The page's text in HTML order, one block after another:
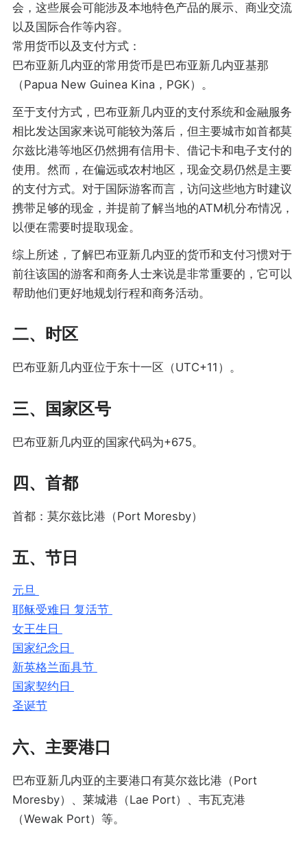
会，这些展会可能涉及本地特色产品的展示、商业交流
以及国际合作等内容。
常用货币以及支付方式：
巴布亚新几内亚的常用货币是巴布亚新几内亚基那
（Papua New Guinea Kina，PGK）。
至于支付方式，巴布亚新几内亚的支付系统和金融服务
相比发达国家来说可能较为落后，但主要城市如首都莫
尔兹比港等地区仍然拥有信用卡、借记卡和电子支付的
使用。然而，在偏远或农村地区，现金交易仍然是主要
的支付方式。对于国际游客而言，访问这些地方时建议
携带足够的现金，并提前了解当地的ATM机分布情况，
以便在需要时提取现金。
综上所述，了解巴布亚新几内亚的货币和支付习惯对于
前往该国的游客和商务人士来说是非常重要的，它可以
帮助他们更好地规划行程和商务活动。
二、时区
巴布亚新几内亚位于东十一区（UTC+11）。
三、国家区号
巴布亚新几内亚的国家代码为+675。
四、首都
首都：莫尔兹比港（Port Moresby）
五、节日
元旦
耶稣受难日 复活节
女王生日
国家纪念日
新英格兰面具节
国家契约日
圣诞节
六、主要港口
巴布亚新几内亚的主要港口有莫尔兹比港（Port
Moresby）、莱城港（Lae Port）、韦瓦克港
（Wewak Port）等。